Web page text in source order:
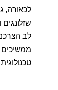
לכאורה,
לב
ממשיכים